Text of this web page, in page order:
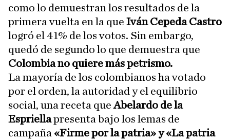
como lo demuestran los resultados de la
primera vuelta en la que Iván Cepeda Castro
logró el 41% de los votos. Sin embargo,
quedó de segundo lo que demuestra que
Colombia no quiere más petrismo.
La mayoría de los colombianos ha votado
por el orden, la autoridad y el equilibrio
social, una receta queAbelardo de la
Espriellapresenta bajo los lemas de
campaña «Firme por la patria» y «La patria